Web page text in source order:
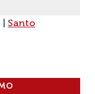
Santo